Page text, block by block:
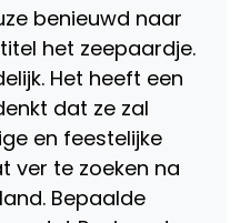
benieuwd naar
het zeepaardje.
Het heeft een
dat ze zal
en feestelijke
ver te zoeken na
Bepaalde